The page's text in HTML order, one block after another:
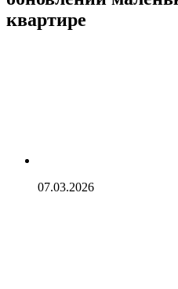
квартире
07.03.2026